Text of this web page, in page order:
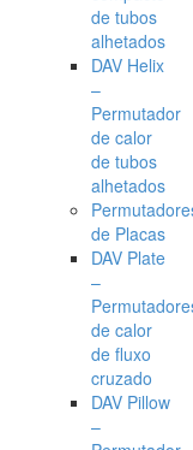
de tubos
alhetados
DAV Helix
–
Permutador
de calor
de tubos
alhetados
de Placas
DAV Plate
–
de calor
de fluxo
cruzado
DAV Pillow
–